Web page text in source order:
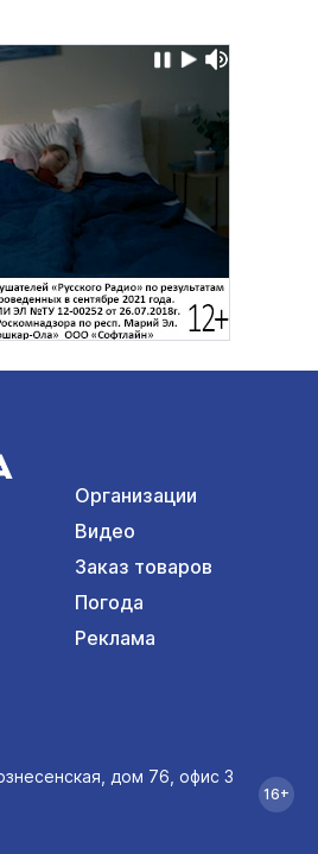
Организации
Видео
Заказ товаров
Погода
Реклама
дом 76, офис 3
16+